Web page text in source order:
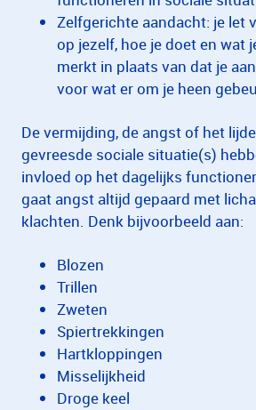
Zelfgerichte aandacht: je let
op jezelf, hoe je doet en wat
merkt in plaats van dat je
voor wat er om je heen
De vermijding, de angst of het
gevreesde sociale situatie(s)
invloed op het dagelijks
gaat angst altijd gepaard met
klachten. Denk bijvoorbeeld aan:
Blozen
Trillen
Zweten
Spiertrekkingen
Hartkloppingen
Misselijkheid
Droge keel